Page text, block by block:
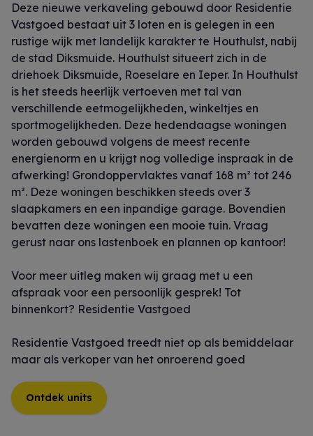
Deze nieuwe verkaveling gebouwd door Residentie
Vastgoed bestaat uit 3 loten en is gelegen in een
rustige wijk met landelijk karakter te Houthulst, nabij
de stad Diksmuide. Houthulst situeert zich in de
driehoek Diksmuide, Roeselare en Ieper. In Houthulst
is het steeds heerlijk vertoeven met tal van
verschillende eetmogelijkheden, winkeltjes en
sportmogelijkheden. Deze hedendaagse woningen
worden gebouwd volgens de meest recente
energienorm en u krijgt nog volledige inspraak in de
afwerking! Grondoppervlaktes vanaf 168 m² tot 246
m². Deze woningen beschikken steeds over 3
slaapkamers en een inpandige garage. Bovendien
bevatten deze woningen een mooie tuin. Vraag
gerust naar ons lastenboek en plannen op kantoor!
Voor meer uitleg maken wij graag met u een
afspraak voor een persoonlijk gesprek! Tot
binnenkort? Residentie Vastgoed
Residentie Vastgoed treedt niet op als bemiddelaar
maar als verkoper van het onroerend goed
Ontdek units